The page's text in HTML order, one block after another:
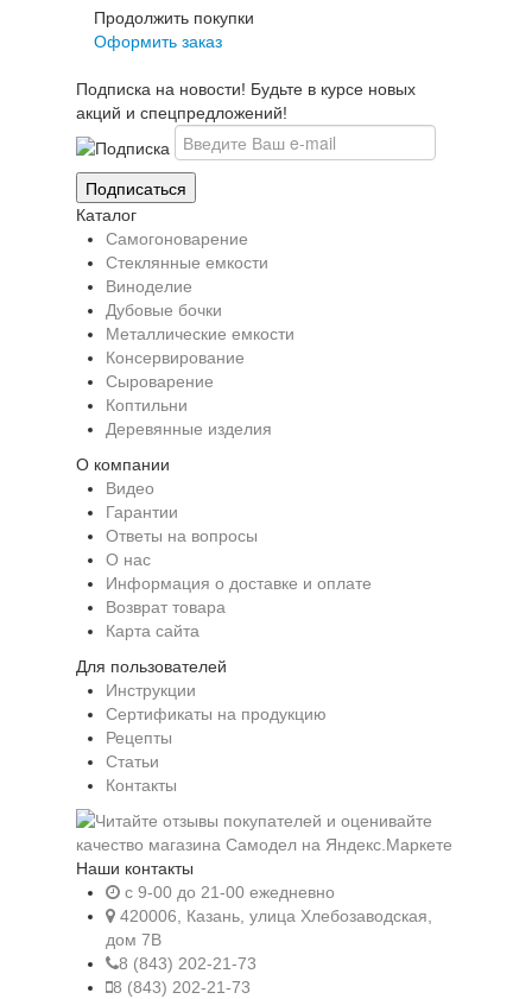
Продолжить покупки
Оформить заказ
Подписка на новости! Будьте в курсе новых
акций и спецпредложений!
Каталог
Самогоноварение
Стеклянные емкости
Виноделие
Дубовые бочки
Металлические емкости
Консервирование
Сыроварение
Коптильни
Деревянные изделия
О компании
Видео
Гарантии
Ответы на вопросы
О нас
Информация о доставке и оплате
Возврат товара
Карта сайта
Для пользователей
Инструкции
Сертификаты на продукцию
Рецепты
Статьи
Контакты
Наши контакты
c 9-00 до 21-00 ежедневно
420006, Казань, улица Хлебозаводская,
дом 7В
8 (843) 202-21-73
8 (843) 202-21-73